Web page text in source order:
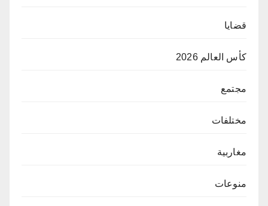
قضايا
كأس العالم 2026
مجتمع
مختلفات
مغاربية
منوعات